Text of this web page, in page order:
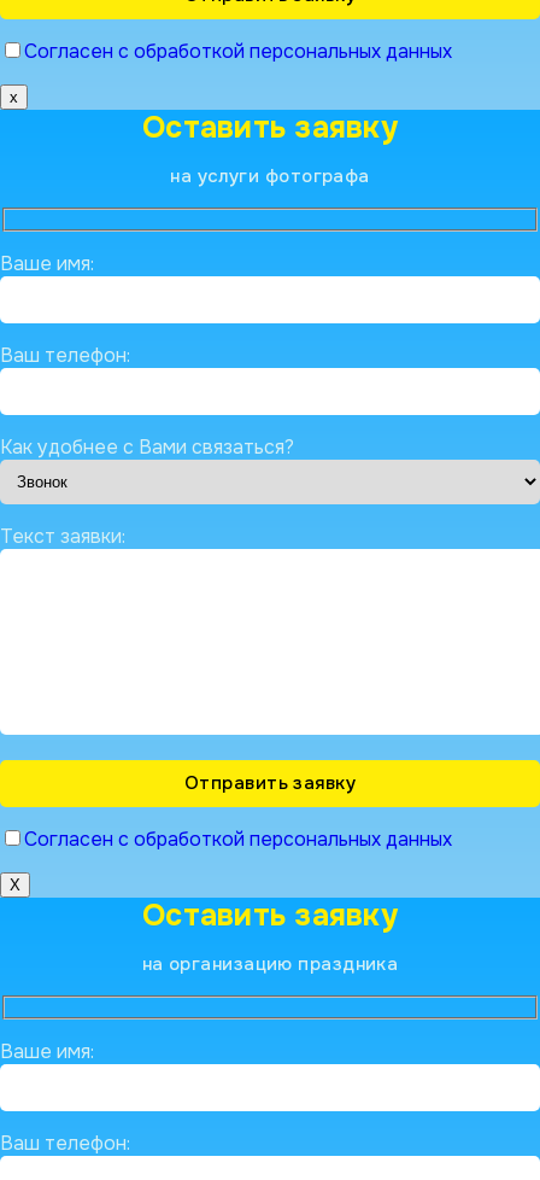
Согласен с обработкой персональных данных
x
Оставить заявку
на услуги фотографа
Ваше имя:
Ваш телефон:
Как удобнее с Вами связаться?
Текст заявки:
Согласен с обработкой персональных данных
X
Оставить заявку
на организацию праздника
Ваше имя:
Ваш телефон: